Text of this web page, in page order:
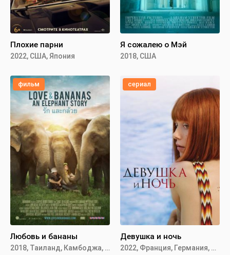
Плохие парни
2022, США, Япония
Я сожалею о Мэй
2018, США
фильм
Любовь и бананы
2018, Таиланд, Камбоджа, США
сериал
Девушка и ночь
2022, Франция, Германия, Италия